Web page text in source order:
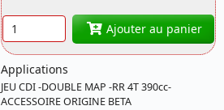
Quantité Ajouter au panier
Applications
JEU CDI -DOUBLE MAP -RR 4T 390cc-
ACCESSOIRE ORIGINE BETA